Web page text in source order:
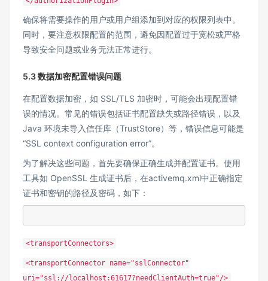
确保将需要操作的用户或用户组添加到对应的权限列表中。
同时，要注意权限配置的范围，避免因配置过于宽松或严格
导致安全问题或业务无法正常进行。
5.3 数据加密配置错误问题
在配置数据加密，如 SSL/TLS 加密时，可能会出现配置错
误的情况。常见的错误包括证书配置缺失或路径错误，以及
Java 环境未导入信任库（TrustStore）等，错误信息可能是
“SSL context configuration error”。
为了解决这些问题，首先要确保正确生成并配置证书。使用
工具如 OpenSSL 生成证书后，在activemq.xml中正确指定
证书和密钥的路径及密码，如下：
<transportConnectors>
<transportConnector name="sslConnector"
uri="ssl://localhost:61617?needClientAuth=true"/>